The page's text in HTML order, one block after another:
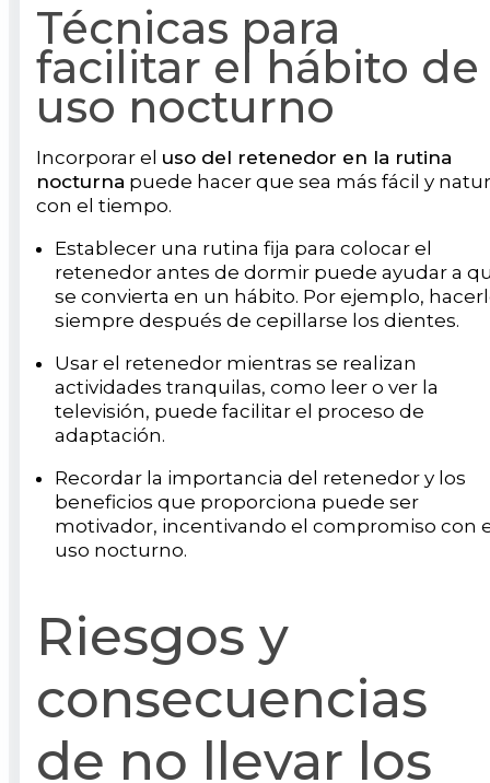
Técnicas para
facilitar el hábito de
uso nocturno
Incorporar el uso del retenedor en la rutina
nocturna puede hacer que sea más fácil y
con el tiempo.
Establecer una rutina fija para colocar el
retenedor antes de dormir puede ayudar a
se convierta en un hábito. Por ejemplo,
siempre después de cepillarse los dientes.
Usar el retenedor mientras se realizan
actividades tranquilas, como leer o ver la
televisión, puede facilitar el proceso de
adaptación.
Recordar la importancia del retenedor y los
beneficios que proporciona puede ser
motivador, incentivando el compromiso con
uso nocturno.
Riesgos y
consecuencias
de no llevar los